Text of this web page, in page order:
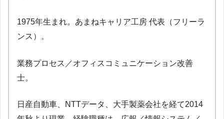
1975年生まれ。あまねキャリア工房 代表（フリーラ
ンス）。
業務プロセス／オフィスコミュニケーション改善
士。
日産自動車、NTTデータ、大手製薬会社を経て2014